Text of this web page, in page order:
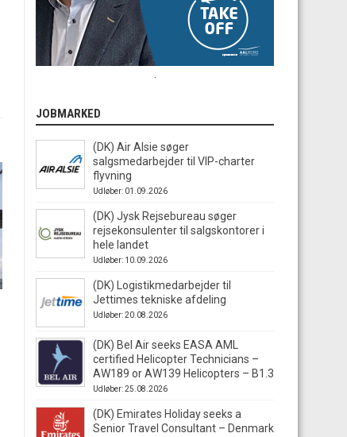
JOBMARKED
(DK) Air Alsie søger
salgsmedarbejder til VIP-charter
flyvning
Udløber: 01.09.2026
(DK) Jysk Rejsebureau søger
rejsekonsulenter til salgskontorer i
hele landet
Udløber: 10.09.2026
(DK) Logistikmedarbejder til
Jettimes tekniske afdeling
Udløber: 20.08.2026
(DK) Bel Air seeks EASA AML
certified Helicopter Technicians –
AW189 or AW139 Helicopters – B1.3
Udløber: 25.08.2026
(DK) Emirates Holiday seeks a
Senior Travel Consultant – Denmark